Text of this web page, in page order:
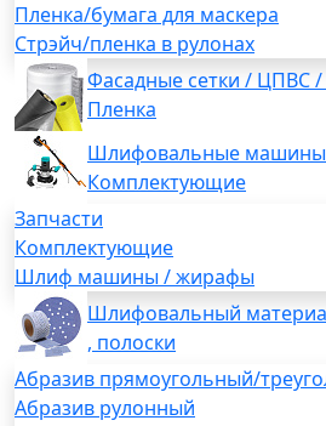
Пленка/бумага для маскера
Стрэйч/пленка в рулонах
Фасадные сетки / ЦПВС /
Пленка
Шлифовальные
Комплектующие
Запчасти
Комплектующие
Шлиф машины / жирафы
Шлифовальный
, полоски
Абразив прямоугольный/
Абразив рулонный